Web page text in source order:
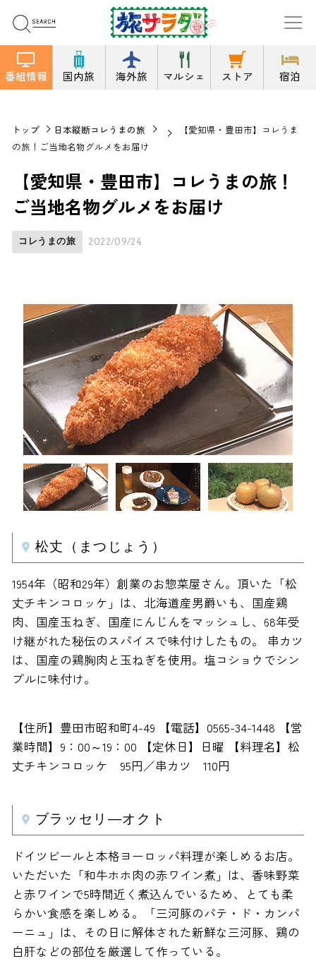
番組情報 国内旅 海外旅 マルシェ ストア 宿泊
トップ 日本縦断コレうまの旅
【愛知県・豊田市】コレうま
の旅！ご当地名物グルメをお届け
【愛知県・豊田市】コレうまの旅！
ご当地名物グルメをお届け
コレうまの旅 2022/09/24
松丈（まつじょう）
1954年（昭和29年）創業のお惣菜屋さん。頂いた「松
丈チキンコロッケ」は、北海道産男爵いも、国産鶏
肉、国産玉ねぎ、国産にんじんをマッシュし、68年受
け継がれた秘伝のスパイスで味付けしたもの。 串カツ
は、国産の鶏胸肉と玉ねぎを使用。塩コショウでシン
プルに味付け。
【住所】豊田市昭和町4-49 【電話】0565-34-1448 【営
業時間】9：00～19：00 【定休日】日曜 【料理名】松
丈チキンコロッケ 95円／串カツ 110円
ブラッセリ―オクト
ドイツビールと本格ヨーロッパ料理が楽しめるお店。
いただいた「和牛ホホ肉の赤ワイン煮」は、香味野菜
と赤ワインで5時間近く煮込んでいるため、とても柔
らかい食感を楽しめる。「三河豚のパテ・ド・カンパ
ーニュ」は、その日に解体された新鮮な三河豚、鶏の
白肝などの部位を厳選して作っている。